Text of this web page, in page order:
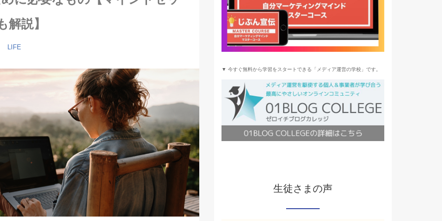
解説】
LIFE
▼ 今すぐ無料から学習をスタートできる「メディア運営の学校」です。
生徒さまの声